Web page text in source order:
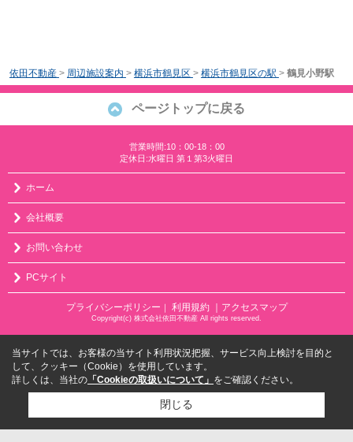
依田不動産 > 周辺施設案内 > 横浜市鶴見区 > 横浜市鶴見区の駅 > 鶴見小野駅
ページトップに戻る
営業時間:10：00-18：00
定休日:水曜日 第１第3火曜日
ホーム
会社概要
お問い合わせ
PCサイト
プライバシーポリシー ｜ 利用規約 ｜アクセスマップ
Copyright(c) 株式会社依田不動産 All rights reserved.
当サイトでは、お客様の当サイト利用状況把握、サービス向上検討を目的と
して、クッキー（Cookie）を使用しています。
詳しくは、当社の 「Cookieの取扱いについて」 をご確認ください。
閉じる